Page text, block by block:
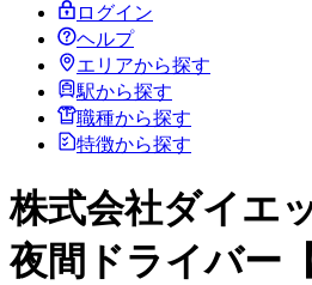
ログイン
ヘルプ
エリアから探す
駅から探す
職種から探す
特徴から探す
株式会社ダイエ
夜間ドライバー